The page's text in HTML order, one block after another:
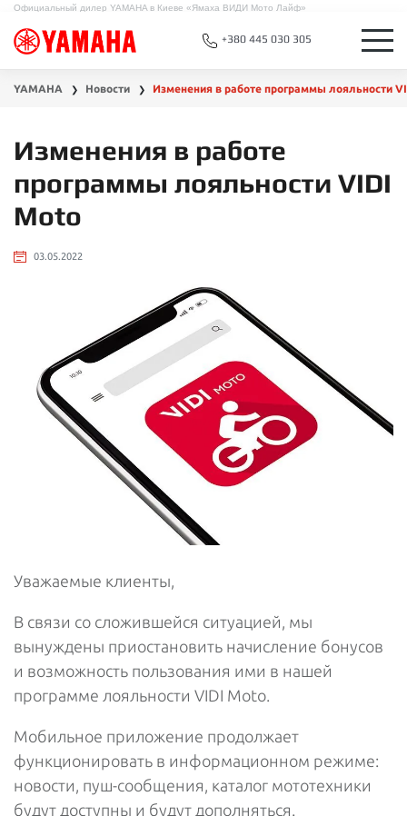
Официальный дилер YAMAHA в Киеве «Ямаха ВИДИ Мото Лайф»
+380 445 030 305
YAMAHA ❯ Новости ❯ Изменения в работе программы лояльности
Изменения в работе
программы лояльности VIDI
Moto
03.05.2022
Уважаемые клиенты,
В связи со сложившейся ситуацией, мы
вынуждены приостановить начисление бонусов
и возможность пользования ими в нашей
программе лояльности VIDI Moto.
Мобильное приложение продолжает
функционировать в информационном режиме:
новости, пуш-сообщения, каталог мототехники
будут доступны и будут дополняться.